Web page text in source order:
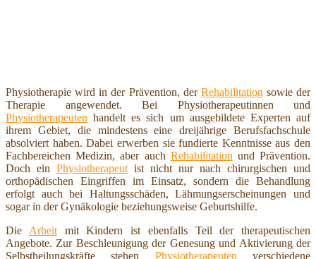
Physiotherapie wird in der Prävention, der Rehabilitation sowie der
Therapie angewendet. Bei Physiotherapeutinnen und
Physiotherapeuten handelt es sich um ausgebildete Experten auf
ihrem Gebiet, die mindestens eine dreijährige Berufsfachschule
absolviert haben. Dabei erwerben sie fundierte Kenntnisse aus den
Fachbereichen Medizin, aber auch Rehabilitation und Prävention.
Doch ein Physiotherapeut ist nicht nur nach chirurgischen und
orthopädischen Eingriffen im Einsatz, sondern die Behandlung
erfolgt auch bei Haltungsschäden, Lähmungserscheinungen und
sogar in der Gynäkologie beziehungsweise Geburtshilfe.
Die Arbeitmit Kindern ist ebenfalls Teil der therapeutischen
Angebote. Zur Beschleunigung der Genesung und Aktivierung der
Selbstheilungskräfte stehen Physiotherapeuten verschiedene